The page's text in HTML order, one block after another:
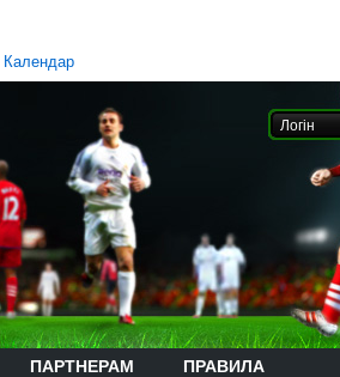
Календар
ПАРТНЕРАМ ПРАВИЛА